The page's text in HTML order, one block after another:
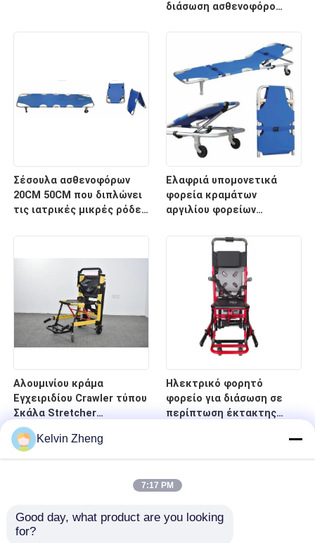
διάσωση ασθενοφόρο
Σέσουλα ασθενοφόρων
20CM 50CM που διπλώνει
τις ιατρικές μικρές ρόδες
Ελαφριά υπομονετικά
φορεία κραμάτων
αργιλίου φορείων
κρεβάτι φορείων
έκτακτης ανάγκης
οπίσθιων στηριγμάτων
Αλουμινίου κράμα
Εγχειριδίου Crawler τύπου
Σκάλα Stretcher
αναδιπλούμενο ελαφρύ
για το νοσοκομείο
μεταφορά ασθενών
Ηλεκτρικό φορητό
φορείο για διάσωση σε
περίπτωση έκτακτης
Kelvin Zheng
7:17 PM
Good day, what product are you looking
for?